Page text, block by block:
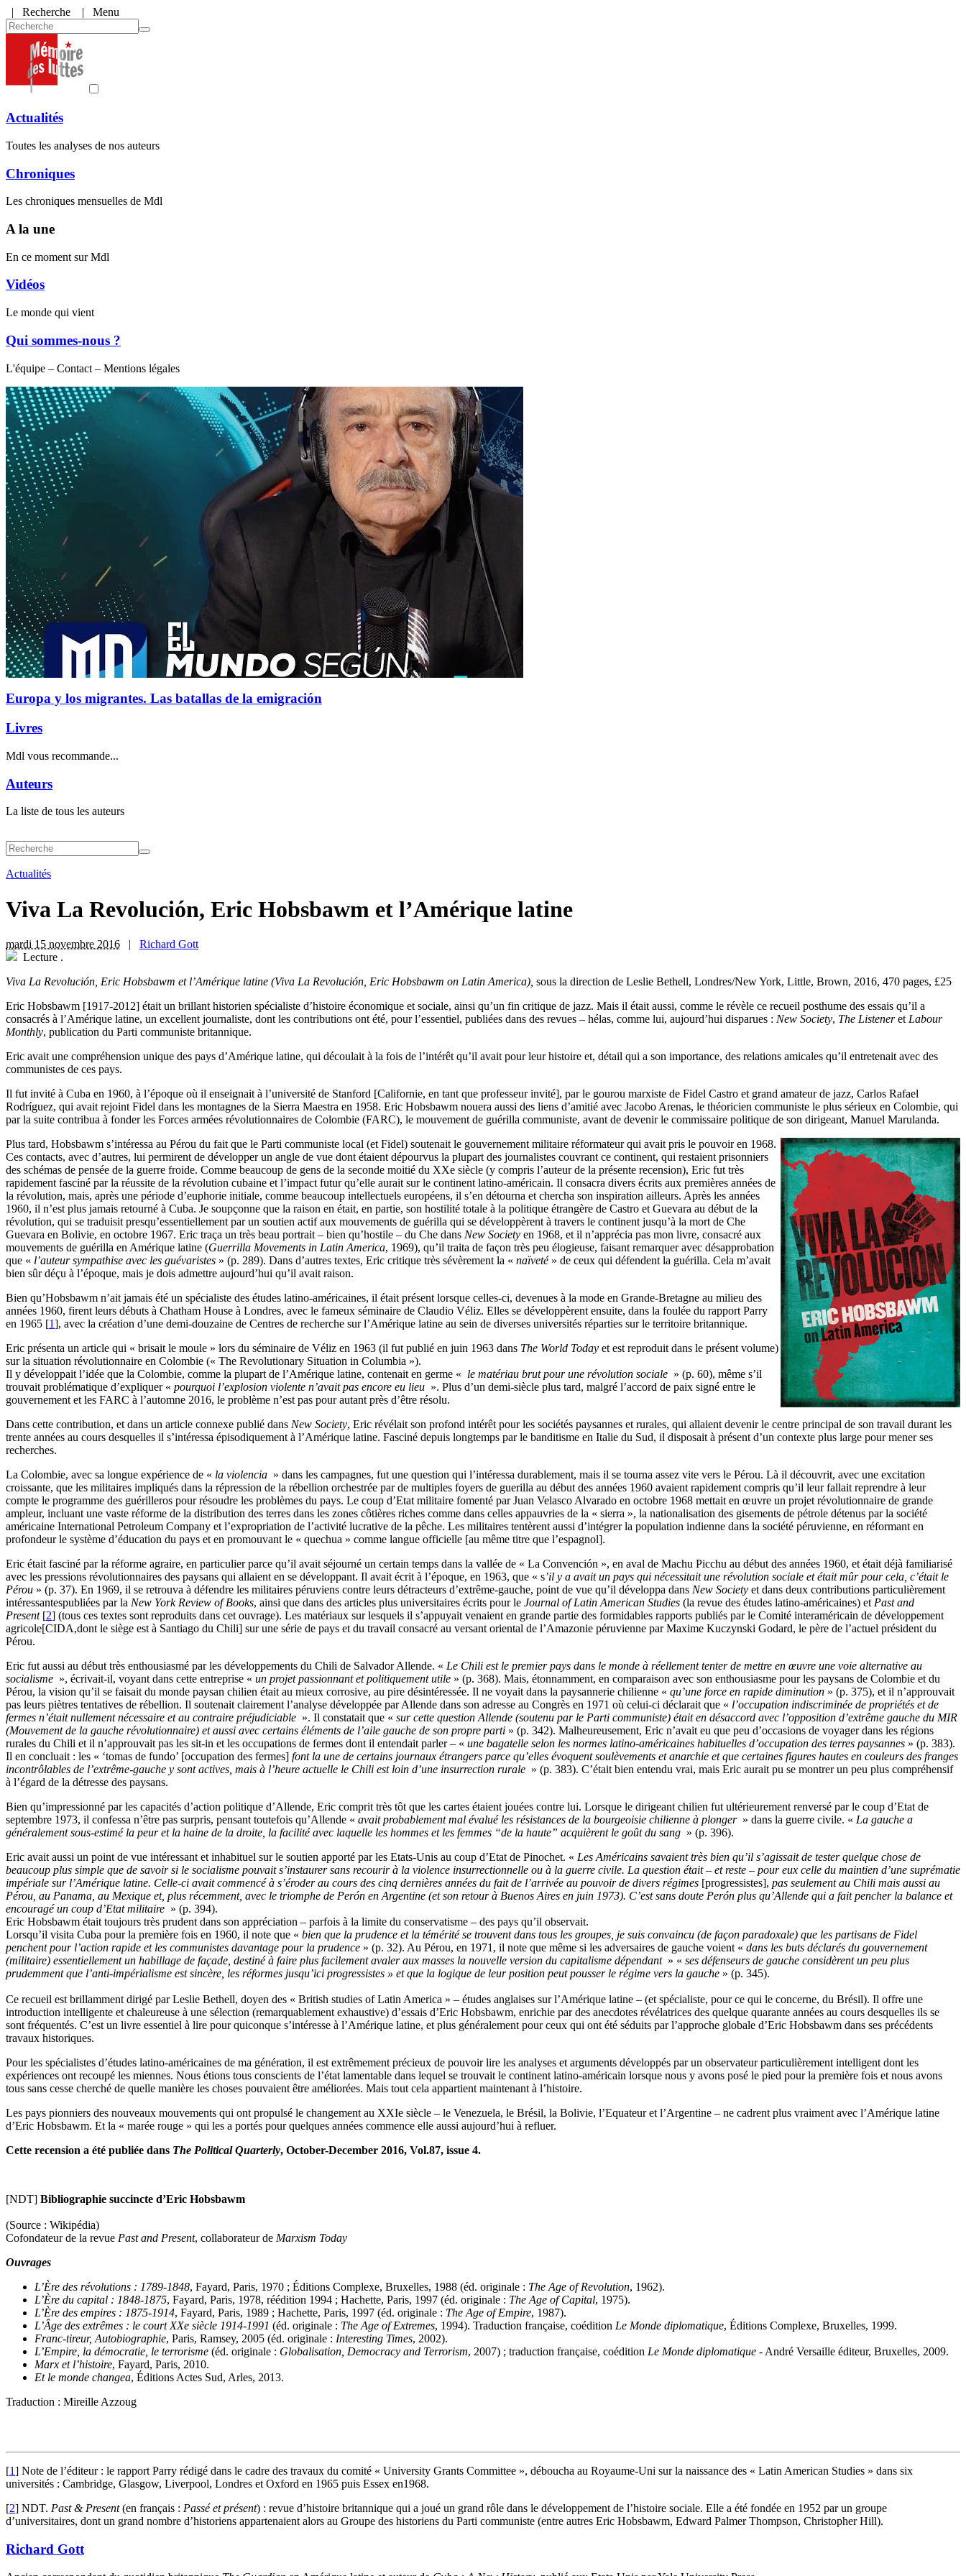
| Recherche | Menu
Actualités
Toutes les analyses de nos auteurs
Chroniques
Les chroniques mensuelles de Mdl
A la une
En ce moment sur Mdl
Vidéos
Le monde qui vient
Qui sommes-nous ?
L'équipe – Contact – Mentions légales
Europa y los migrantes. Las batallas de la emigración
Livres
Mdl vous recommande...
Auteurs
La liste de tous les auteurs
Actualités
Viva La Revolución, Eric Hobsbawm et l’Amérique latine
mardi 15 novembre 2016 | Richard Gott
Lecture .
Viva La Revolución, Eric Hobsbawm et l’Amérique latine (Viva La Revolución, Eric Hobsbawm on Latin America), sous la direction de Leslie Bethell, Londres/New York, Little, Brown, 2016, 470 pages, £25
Eric Hobsbawm [1917-2012] était un brillant historien spécialiste d’histoire économique et sociale, ainsi qu’un fin critique de jazz. Mais il était aussi, comme le révèle ce recueil posthume des essais qu’il a
consacrés à l’Amérique latine, un excellent journaliste, dont les contributions ont été, pour l’essentiel, publiées dans des revues – hélas, comme lui, aujourd’hui disparues : New Society, The Listeneret Labour
Monthly, publication du Parti communiste britannique.
Eric avait une compréhension unique des pays d’Amérique latine, qui découlait à la fois de l’intérêt qu’il avait pour leur histoire et, détail qui a son importance, des relations amicales qu’il entretenait avec des
communistes de ces pays.
Il fut invité à Cuba en 1960, à l’époque où il enseignait à l’université de Stanford [Californie, en tant que professeur invité], par le gourou marxiste de Fidel Castro et grand amateur de jazz, Carlos Rafael
Rodríguez, qui avait rejoint Fidel dans les montagnes de la Sierra Maestra en 1958. Eric Hobsbawm nouera aussi des liens d’amitié avec Jacobo Arenas, le théoricien communiste le plus sérieux en Colombie, qui
par la suite contribua à fonder les Forces armées révolutionnaires de Colombie (FARC), le mouvement de guérilla communiste, avant de devenir le commissaire politique de son dirigeant, Manuel Marulanda.
Plus tard, Hobsbawm s’intéressa au Pérou du fait que le Parti communiste local (et Fidel) soutenait le gouvernement militaire réformateur qui avait pris le pouvoir en 1968.
Ces contacts, avec d’autres, lui permirent de développer un angle de vue dont étaient dépourvus la plupart des journalistes couvrant ce continent, qui restaient prisonniers
des schémas de pensée de la guerre froide. Comme beaucoup de gens de la seconde moitié du XXe siècle (y compris l’auteur de la présente recension), Eric fut très
rapidement fasciné par la réussite de la révolution cubaine et l’impact futur qu’elle aurait sur le continent latino-américain. Il consacra divers écrits aux premières années de
la révolution, mais, après une période d’euphorie initiale, comme beaucoup intellectuels européens, il s’en détourna et chercha son inspiration ailleurs. Après les années
1960, il n’est plus jamais retourné à Cuba. Je soupçonne que la raison en était, en partie, son hostilité totale à la politique étrangère de Castro et Guevara au début de la
révolution, qui se traduisit presqu’essentiellement par un soutien actif aux mouvements de guérilla qui se développèrent à travers le continent jusqu’à la mort de Che
Guevara en Bolivie, en octobre 1967. Eric traça un très beau portrait – bien qu’hostile – du Che dans New Society en 1968, et il n’apprécia pas mon livre, consacré aux
mouvements de guérilla en Amérique latine (Guerrilla Movements in Latin America, 1969), qu’il traita de façon très peu élogieuse, faisant remarquer avec désapprobation
que « l’auteur sympathise avec les guévaristes » (p. 289). Dans d’autres textes, Eric critique très sévèrement la « naïveté» de ceux qui défendent la guérilla. Cela m’avait
bien sûr déçu à l’époque, mais je dois admettre aujourd’hui qu’il avait raison.
Bien qu’Hobsbawm n’ait jamais été un spécialiste des études latino-américaines, il était présent lorsque celles-ci, devenues à la mode en Grande-Bretagne au milieu des
années 1960, firent leurs débuts à Chatham House à Londres, avec le fameux séminaire de Claudio Véliz. Elles se développèrent ensuite, dans la foulée du rapport Parry
en 1965 [1], avec la création d’une demi-douzaine de Centres de recherche sur l’Amérique latine au sein de diverses universités réparties sur le territoire britannique.
Eric présenta un article qui « brisait le moule » lors du séminaire de Véliz en 1963 (il fut publié en juin 1963 dans The World Today et est reproduit dans le présent volume)
sur la situation révolutionnaire en Colombie (« The Revolutionary Situation in Columbia »).
Il y développait l’idée que la Colombie, comme la plupart de l’Amérique latine, contenait en germe « le matériau brut pour une révolution sociale » (p. 60), même s’il
trouvait problématique d’expliquer « pourquoi l’explosion violente n’avait pas encore eu lieu ». Plus d’un demi-siècle plus tard, malgré l’accord de paix signé entre le
gouvernement et les FARC à l’automne 2016, le problème n’est pas pour autant près d’être résolu.
Dans cette contribution, et dans un article connexe publié dans New Society, Eric révélait son profond intérêt pour les sociétés paysannes et rurales, qui allaient devenir le centre principal de son travail durant les
trente années au cours desquelles il s’intéressa épisodiquement à l’Amérique latine. Fasciné depuis longtemps par le banditisme en Italie du Sud, il disposait à présent d’un contexte plus large pour mener ses
recherches.
La Colombie, avec sa longue expérience de « la violencia » dans les campagnes, fut une question qui l’intéressa durablement, mais il se tourna assez vite vers le Pérou. Là il découvrit, avec une excitation
croissante, que les militaires impliqués dans la répression de la rébellion orchestrée par de multiples foyers de guerilla au début des années 1960 avaient rapidement compris qu’il leur fallait reprendre à leur
compte le programme des guérilleros pour résoudre les problèmes du pays. Le coup d’Etat militaire fomenté par Juan Velasco Alvarado en octobre 1968 mettait en œuvre un projet révolutionnaire de grande
ampleur, incluant une vaste réforme de la distribution des terres dans les zones côtières riches comme dans celles appauvries de la « sierra », la nationalisation des gisements de pétrole détenus par la société
américaine International Petroleum Company et l’expropriation de l’activité lucrative de la pêche. Les militaires tentèrent aussi d’intégrer la population indienne dans la société péruvienne, en réformant en
profondeur le système d’éducation du pays et en promouvant le « quechua » comme langue officielle [au même titre que l’espagnol].
Eric était fasciné par la réforme agraire, en particulier parce qu’il avait séjourné un certain temps dans la vallée de « La Convención », en aval de Machu Picchu au début des années 1960, et était déjà familiarisé
avec les pressions révolutionnaires des paysans qui allaient en se développant. Il avait écrit à l’époque, en 1963, que « s’il y a avait un pays qui nécessitait une révolution sociale et était mûr pour cela, c’était le
Pérou » (p. 37). En 1969, il se retrouva à défendre les militaires péruviens contre leurs détracteurs d’extrême-gauche, point de vue qu’il développa dans New Society et dans deux contributions particulièrement
intéressantespubliées par la New York Review of Books, ainsi que dans des articles plus universitaires écrits pour le Journal of Latin American Studies (la revue des études latino-américaines) et Past and
Present[2] (tous ces textes sont reproduits dans cet ouvrage). Les matériaux sur lesquels il s’appuyait venaient en grande partie des formidables rapports publiés par le Comité interaméricain de développement
agricole[CIDA,dont le siège est à Santiago du Chili] sur une série de pays et du travail consacré au versant oriental de l’Amazonie péruvienne par Maxime Kuczynski Godard, le père de l’actuel président du
Pérou.
Eric fut aussi au début très enthousiasmé par les développements du Chili de Salvador Allende. « Le Chili est le premier pays dans le monde à réellement tenter de mettre en œuvre une voie alternative au
socialisme », écrivait-il, voyant dans cette entreprise « un projet passionnant et politiquement utile » (p. 368). Mais, étonnamment, en comparaison avec son enthousiasme pour les paysans de Colombie et du
Pérou, la vision qu’il se faisait du monde paysan chilien était au mieux corrosive, au pire désintéressée. Il ne voyait dans la paysannerie chilienne « qu’une force en rapide diminution » (p. 375), et il n’approuvait
pas leurs piètres tentatives de rébellion. Il soutenait clairement l’analyse développée par Allende dans son adresse au Congrès en 1971 où celui-ci déclarait que « l’occupation indiscriminée de propriétés et de
fermes n’était nullement nécessaire et au contraire préjudiciable ». Il constatait que « sur cette question Allende (soutenu par le Parti communiste) était en désaccord avec l’opposition d’extrême gauche du MIR
(Mouvement de la gauche révolutionnaire) et aussi avec certains éléments de l’aile gauche de son propre parti » (p. 342). Malheureusement, Eric n’avait eu que peu d’occasions de voyager dans les régions
rurales du Chili et il n’approuvait pas les sit-in et les occupations de fermes dont il entendait parler – « une bagatelle selon les normes latino-américaines habituelles d’occupation des terres paysannes » (p. 383).
Il en concluait : les « ‘tomas de fundo’ [occupation des fermes] font la une de certains journaux étrangers parce qu’elles évoquent soulèvements et anarchie et que certaines figures hautes en couleurs des franges
incontrôlables de l’extrême-gauche y sont actives, mais à l’heure actuelle le Chili est loin d’une insurrection rurale » (p. 383). C’était bien entendu vrai, mais Eric aurait pu se montrer un peu plus compréhensif
à l’égard de la détresse des paysans.
Bien qu’impressionné par les capacités d’action politique d’Allende, Eric comprit très tôt que les cartes étaient jouées contre lui. Lorsque le dirigeant chilien fut ultérieurement renversé par le coup d’Etat de
septembre 1973, il confessa n’être pas surpris, pensant toutefois qu’Allende « avait probablement mal évalué les résistances de la bourgeoisie chilienne à plonger » dans la guerre civile. « La gauche a
généralement sous-estimé la peur et la haine de la droite, la facilité avec laquelle les hommes et les femmes “de la haute” acquièrent le goût du sang » (p. 396).
Eric avait aussi un point de vue intéressant et inhabituel sur le soutien apporté par les Etats-Unis au coup d’Etat de Pinochet. « Les Américains savaient très bien qu’il s’agissait de tester quelque chose de
beaucoup plus simple que de savoir si le socialisme pouvait s’instaurer sans recourir à la violence insurrectionnelle ou à la guerre civile. La question était – et reste – pour eux celle du maintien d’une suprématie
impériale sur l’Amérique latine. Celle-ci avait commencé à s’éroder au cours des cinq dernières années du fait de l’arrivée au pouvoir de divers régimes [progressistes], pas seulement au Chili mais aussi au
Pérou, au Panama, au Mexique et, plus récemment, avec le triomphe de Perón en Argentine (et son retour à Buenos Aires en juin 1973). C’est sans doute Perón plus qu’Allende qui a fait pencher la balance et
encouragé un coup d’Etat militaire » (p. 394).
Eric Hobsbawm était toujours très prudent dans son appréciation – parfois à la limite du conservatisme – des pays qu’il observait.
Lorsqu’il visita Cuba pour la première fois en 1960, il note que « bien que la prudence et la témérité se trouvent dans tous les groupes, je suis convaincu (de façon paradoxale) que les partisans de Fidel
penchent pour l’action rapide et les communistes davantage pour la prudence » (p. 32). Au Pérou, en 1971, il note que même si les adversaires de gauche voient « dans les buts déclarés du gouvernement
(militaire) essentiellement un habillage de façade, destiné à faire plus facilement avaler aux masses la nouvelle version du capitalisme dépendant » « ses défenseurs de gauche considèrent un peu plus
prudemment que l’anti-impérialisme est sincère, les réformes jusqu’ici progressistes » et que la logique de leur position peut pousser le régime vers la gauche » (p. 345).
Ce recueil est brillamment dirigé par Leslie Bethell, doyen des « British studies of Latin America » – études anglaises sur l’Amérique latine – (et spécialiste, pour ce qui le concerne, du Brésil). Il offre une
introduction intelligente et chaleureuse à une sélection (remarquablement exhaustive) d’essais d’Eric Hobsbawm, enrichie par des anecdotes révélatrices des quelque quarante années au cours desquelles ils se
sont fréquentés. C’est un livre essentiel à lire pour quiconque s’intéresse à l’Amérique latine, et plus généralement pour ceux qui ont été séduits par l’approche globale d’Eric Hobsbawm dans ses précédents
travaux historiques.
Pour les spécialistes d’études latino-américaines de ma génération, il est extrêmement précieux de pouvoir lire les analyses et arguments développés par un observateur particulièrement intelligent dont les
expériences ont recoupé les miennes. Nous étions tous conscients de l’état lamentable dans lequel se trouvait le continent latino-américain lorsque nous y avons posé le pied pour la première fois et nous avons
tous sans cesse cherché de quelle manière les choses pouvaient être améliorées. Mais tout cela appartient maintenant à l’histoire.
Les pays pionniers des nouveaux mouvements qui ont propulsé le changement au XXIe siècle – le Venezuela, le Brésil, la Bolivie, l’Equateur et l’Argentine – ne cadrent plus vraiment avec l’Amérique latine
d’Eric Hobsbawm. Et la « marée rouge » qui les a portés pour quelques années commence elle aussi aujourd’hui à refluer.
Cette recension a été publiée dans The Political Quarterly, October-December 2016, Vol.87, issue 4.
[NDT] Bibliographie succincte d’Eric Hobsbawm
(Source : Wikipédia)
Cofondateur de la revue Past and Present, collaborateur de Marxism Today
Ouvrages
L’Ère des révolutions : 1789-1848, Fayard, Paris, 1970 ; Éditions Complexe, Bruxelles, 1988 (éd. originale : The Age of Revolution, 1962).
L’Ère du capital : 1848-1875, Fayard, Paris, 1978, réédition 1994 ; Hachette, Paris, 1997 (éd. originale : The Age of Capital, 1975).
L’Ère des empires : 1875-1914, Fayard, Paris, 1989 ; Hachette, Paris, 1997 (éd. originale : The Age of Empire, 1987).
L’Âge des extrêmes : le court XXe siècle 1914-1991 (éd. originale : The Age of Extremes, 1994). Traduction française, coédition Le Monde diplomatique, Éditions Complexe, Bruxelles, 1999.
Franc-tireur, Autobiographie, Paris, Ramsey, 2005 (éd. originale : Interesting Times, 2002).
L’Empire, la démocratie, le terrorisme (éd. originale : Globalisation, Democracy and Terrorism, 2007) ; traduction française, coédition Le Monde diplomatique - André Versaille éditeur, Bruxelles, 2009.
Marx et l’histoire, Fayard, Paris, 2010.
Et le monde changea, Éditions Actes Sud, Arles, 2013.
Traduction : Mireille Azzoug
[1] Note de l’éditeur : le rapport Parry rédigé dans le cadre des travaux du comité « University Grants Committee », déboucha au Royaume-Uni sur la naissance des « Latin American Studies » dans six
universités : Cambridge, Glasgow, Liverpool, Londres et Oxford en 1965 puis Essex en1968.
[2] NDT. Past & Present(en français : Passé et présent) : revue d’histoire britannique qui a joué un grand rôle dans le développement de l’histoire sociale. Elle a été fondée en 1952 par un groupe
d’universitaires, dont un grand nombre d’historiens appartenaient alors au Groupe des historiens du Parti communiste (entre autres Eric Hobsbawm, Edward Palmer Thompson, Christopher Hill).
Richard Gott